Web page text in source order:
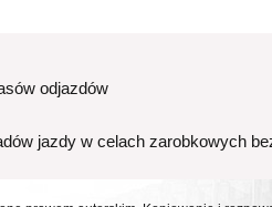
odjazdów
jazdy w celach zarobkowych